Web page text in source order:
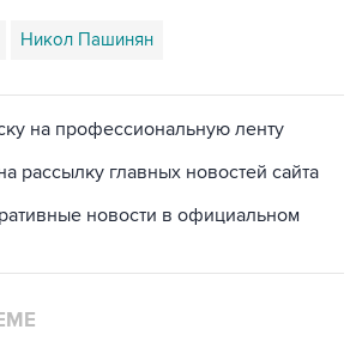
Никол Пашинян
на профессиональную ленту
рассылку главных новостей сайта
новости в официальном